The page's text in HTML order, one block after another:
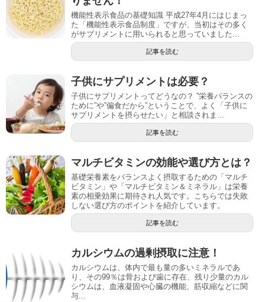
機能性表示食品の基礎知識 平成27年4月にはじまっ
た「機能性表示食品制度」ですが、当初はその多く
がサプリメントに用いられると思っていました...
記事を読む
子供にサプリメントは必要？
子供にサプリメントってどうなの？ ”栄養バランスの
ために”や”偏食だから”ということで、よく「子供に
サプリメントを摂らせたい」と相談されま...
記事を読む
マルチビタミンの効能や選び方とは？
基礎栄養素をバランスよく摂取するための「マルチ
ビタミン」や「マルチビタミン＆ミネラル」は栄養
素の相乗効果に期待され人気です。こちらでは失敗
しない選び方のポイントを紹介しています。
記事を読む
カルシウムの過剰摂取に注意！
カルシウムは、体内で最も量の多いミネラルであ
り、その99％は骨および歯に存在、残り少量のカル
シウムは、血液凝固や心臓の機能、筋収縮などに関
与...